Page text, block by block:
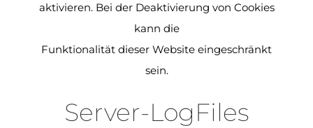
aktivieren. Bei der Deaktivierung von Cookies
kann die
Funktionalität dieser Website eingeschränkt
sein.
Server-LogFiles